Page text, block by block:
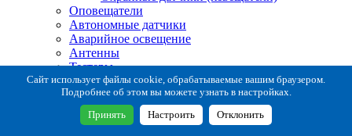
Оповещатели
Автономные датчики
Аварийное освещение
Антенны
Тестеры
Система сбора извещений
Расходные и монтажные материалы
Коробки коммутационные
Кронштейны для извещателей
Сайт использует файлы cookie, обрабатываемые вашим браузером.
Подробнее об этом вы можете узнать в настройках.
Принять Настроить Отклонить